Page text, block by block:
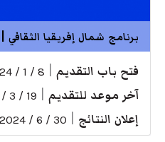
برنامج شمال إفريقيا الثقافي |
فتح باب التقديم 8 / 1 / 2024
آخر موعد للتقديم 19 / 3 / 2024
إعلان النتائج 30 / 6 / 2024